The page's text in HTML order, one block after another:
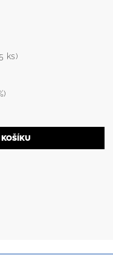
ks)